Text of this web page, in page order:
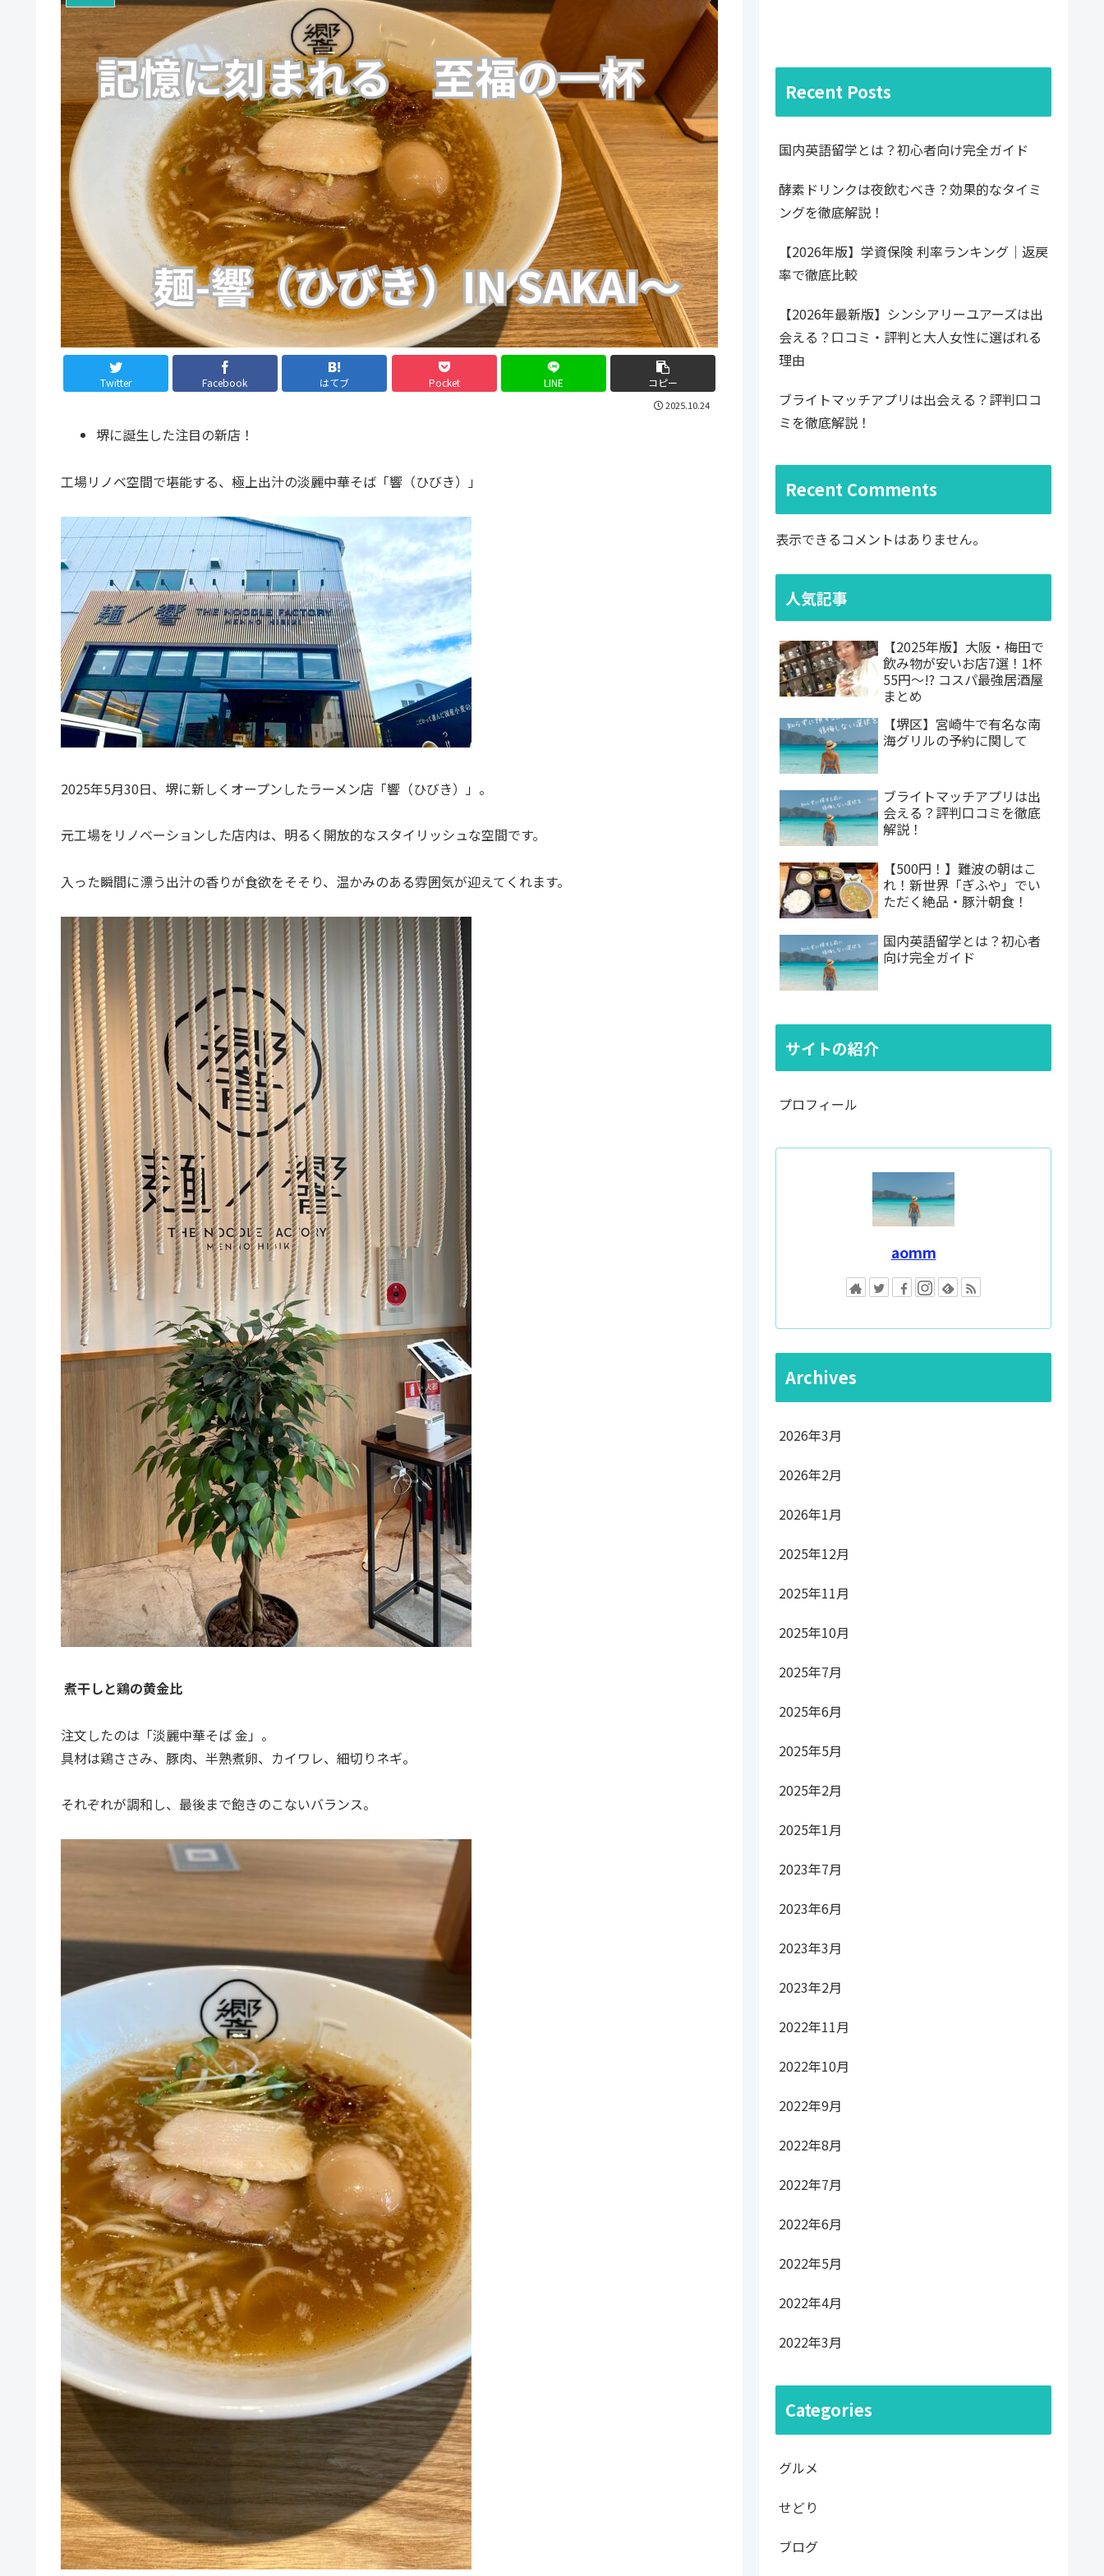
Twitter Facebook はてブ Pocket LINE コピー
2025.10.24
堺に誕生した注目の新店！
工場リノベ空間で堪能する、極上出汁の淡麗中華そば「響（ひびき）」
2025年5月30日、堺に新しくオープンしたラーメン店「響（ひびき）」。
元工場をリノベーションした店内は、明るく開放的なスタイリッシュな空間です。
入った瞬間に漂う出汁の香りが食欲をそそり、温かみのある雰囲気が迎えてくれます。
煮干しと鶏の黄金比
注文したのは「淡麗中華そば 金」。
具材は鶏ささみ、豚肉、半熟煮卵、カイワレ、細切りネギ。
それぞれが調和し、最後まで飽きのこないバランス。
Recent Posts
国内英語留学とは？初心者向け完全ガイド
酵素ドリンクは夜飲むべき？効果的なタイミ
ングを徹底解説！
【2026年版】学資保険 利率ランキング｜返戻
率で徹底比較
【2026年最新版】シンシアリーユアーズは出
会える？口コミ・評判と大人女性に選ばれる
理由
ブライトマッチアプリは出会える？評判口コ
ミを徹底解説！
Recent Comments
表示できるコメントはありません。
人気記事
【2025年版】大阪・梅田で
飲み物が安いお店7選！1杯
55円〜!? コスパ最強居酒屋
まとめ
【堺区】宮崎牛で有名な南
海グリルの予約に関して
ブライトマッチアプリは出
会える？評判口コミを徹底
解説！
【500円！】難波の朝はこ
れ！新世界「ぎふや」でい
ただく絶品・豚汁朝食！
国内英語留学とは？初心者
向け完全ガイド
サイトの紹介
プロフィール
aomm
Archives
2026年3月
2026年2月
2026年1月
2025年12月
2025年11月
2025年10月
2025年7月
2025年6月
2025年5月
2025年2月
2025年1月
2023年7月
2023年6月
2023年3月
2023年2月
2022年11月
2022年10月
2022年9月
2022年8月
2022年7月
2022年6月
2022年5月
2022年4月
2022年3月
Categories
グルメ
せどり
ブログ